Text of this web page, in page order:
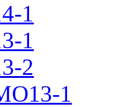
1
1
2
1